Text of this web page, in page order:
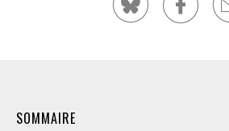
SOMMAIRE